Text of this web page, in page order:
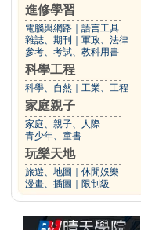
進修學習
電腦與網路
語言工具
雜誌、期刊
軍政、法律
參考、考試、教科用書
科學工程
科學、自然 工業、工程
家庭親子
家庭、親子、人際
青少年、童書
玩樂天地
旅遊、地圖
休閒娛樂
漫畫、插圖
限制級